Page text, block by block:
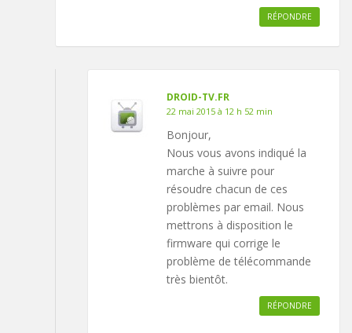
RÉPONDRE
DROID-TV.FR
22 mai 2015 à 12 h 52 min
Bonjour,
Nous vous avons indiqué la
marche à suivre pour
résoudre chacun de ces
problèmes par email. Nous
mettrons à disposition le
firmware qui corrige le
problème de télécommande
très bientôt.
RÉPONDRE